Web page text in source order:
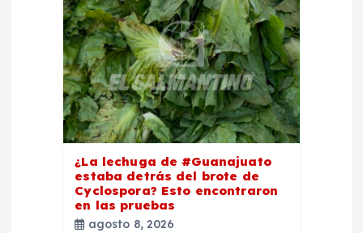
¿La lechuga de #Guanajuato
estaba detrás del brote de
Cyclospora? Esto encontraron
en las pruebas
agosto 8, 2026